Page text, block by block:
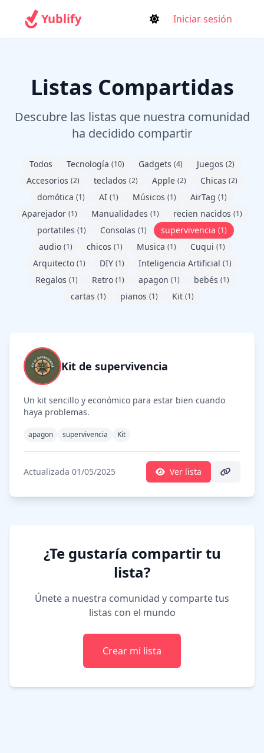
Yublify Iniciar sesión
Listas Compartidas
Descubre las listas que nuestra comunidad
ha decidido compartir
Todos Tecnología (10) Gadgets (4) Juegos (2)
Accesorios (2) teclados (2) Apple (2) Chicas (2)
domótica (1) AI (1) Músicos (1) AirTag (1)
Aparejador (1) Manualidades (1) recien nacidos (1)
portatiles (1) Consolas (1) supervivencia (1)
audio (1) chicos (1) Musica (1) Cuqui (1)
Arquitecto (1) DIY (1) Inteligencia Artificial (1)
Regalos (1) Retro (1) apagon (1) bebés (1)
cartas (1) pianos (1) Kit (1)
Kit de supervivencia
Un kit sencillo y económico para estar bien cuando
haya problemas.
apagon supervivencia Kit
Actualizada 01/05/2025 Ver lista
¿Te gustaría compartir tu
lista?
Únete a nuestra comunidad y comparte tus
listas con el mundo
Crear mi lista